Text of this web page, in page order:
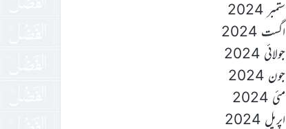
ستمبر 2024
اگست 2024
جولائی 2024
جون 2024
مئی 2024
اپریل 2024